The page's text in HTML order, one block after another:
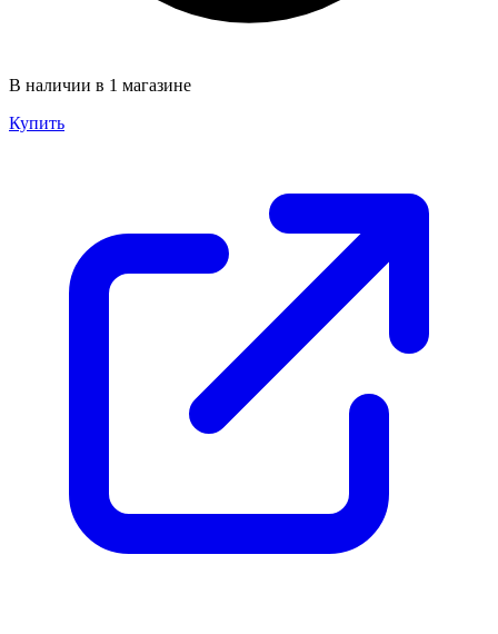
В наличии в 1 магазине
Купить